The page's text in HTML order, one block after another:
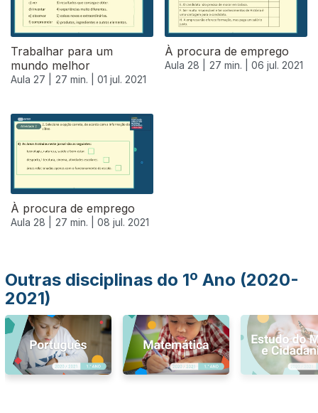
Trabalhar para um
mundo melhor
Aula 27 | 27 min. | 01 jul. 2021
À procura de emprego
Aula 28 | 27 min. | 06 jul. 2021
À procura de emprego
Aula 28 | 27 min. | 08 jul. 2021
556324
Outras disciplinas do 1º Ano (2020-
2021)